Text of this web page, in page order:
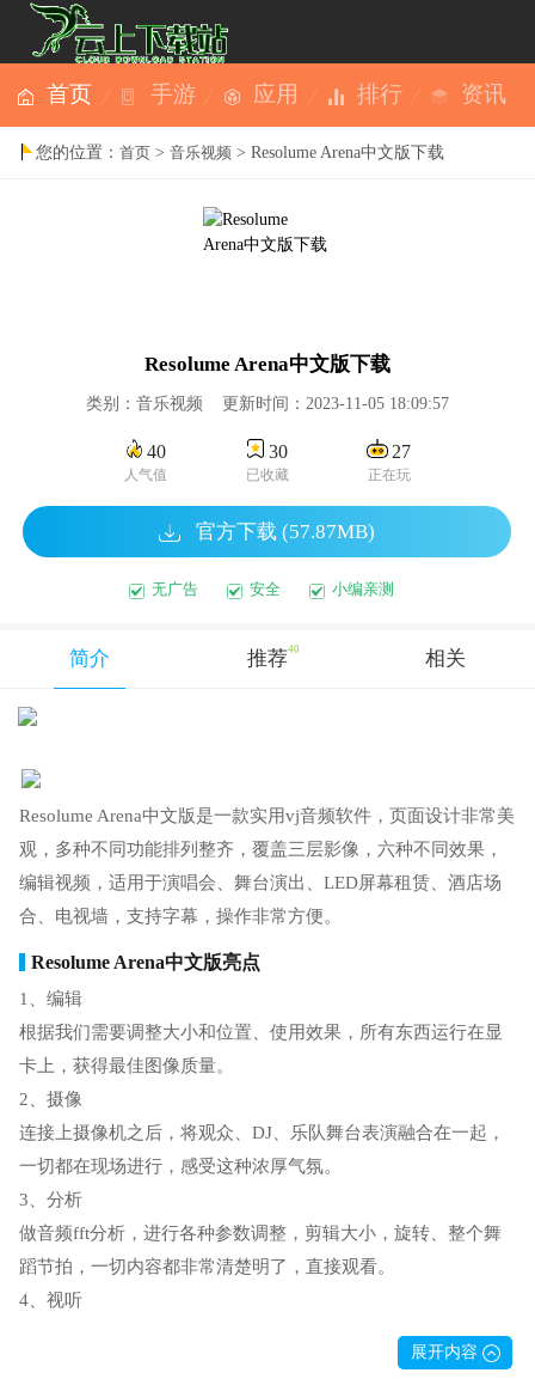
首页 手游 应用 排行 资讯
您的位置：首页 >音乐视频 > Resolume Arena中文版下载
Resolume Arena中文版下载
类别：音乐视频 更新时间：2023-11-05 18:09:57
40
人气值
30
已收藏
27
正在玩
官方下载 (57.87MB)
无广告 安全 小编亲测
简介 推荐40 相关
Resolume Arena中文版是一款实用vj音频软件，页面设计非常美
观，多种不同功能排列整齐，覆盖三层影像，六种不同效果，
编辑视频，适用于演唱会、舞台演出、LED屏幕租赁、酒店场
合、电视墙，支持字幕，操作非常方便。
Resolume Arena中文版亮点
1、编辑
根据我们需要调整大小和位置、使用效果，所有东西运行在显
卡上，获得最佳图像质量。
2、摄像
连接上摄像机之后，将观众、DJ、乐队舞台表演融合在一起，
一切都在现场进行，感受这种浓厚气氛。
3、分析
做音频fft分析，进行各种参数调整，剪辑大小，旋转、整个舞
蹈节拍，一切内容都非常清楚明了，直接观看。
4、视听
支持VST音频效果和FreeFrameGL （ FFGL ）视频效果，创造出
让人兴奋效果，尽可能操作多种效果，到多个方面，一定会给
展开内容